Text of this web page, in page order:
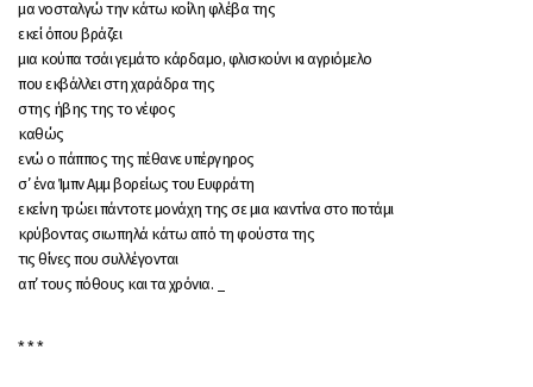
μα νοσταλγώ την κάτω κοίλη φλέβα της
εκεί όπου βράζει
μια κούπα τσάι γεμάτο κάρδαμο, φλισκούνι κι αγριόμελο
που εκβάλλει στη χαράδρα της
στης ήβης της το νέφος
καθώς
ενώ ο πάππος της πέθανε υπέργηρος
σ’ ένα Ίμπν Αμμ βορείως του Ευφράτη
εκείνη τρώει πάντοτε μονάχη της σε μια καντίνα στο ποτάμι
κρύβοντας σιωπηλά κάτω από τη φούστα της
τις θίνες που συλλέγονται
απ’ τους πόθους και τα χρόνια. _
* * *